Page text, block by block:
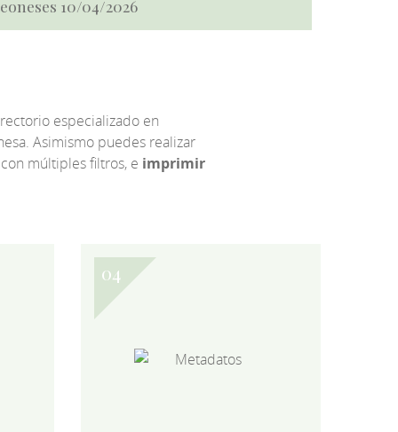
10/04/2026
especializado en
Asimismo puedes realizar
múltiples filtros, e imprimir